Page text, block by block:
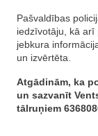
Pašvaldības
iedzīvotāju, kā arī
jebkura
un izvērtēta.
Atgādinām, ka
un sazvanīt
tālruņiem